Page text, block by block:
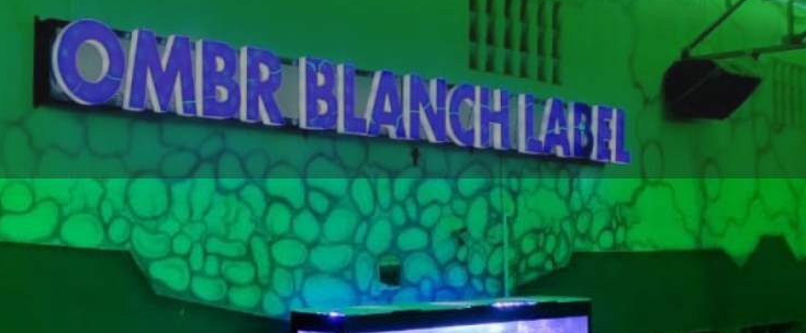
Évènements
Signaler un problème